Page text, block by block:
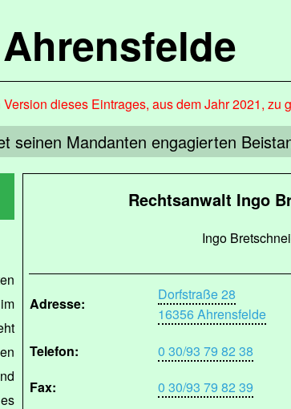
dieses Eintrages, aus dem Jahr 2021, zu
seinen Mandanten engagierten
Rechtsanwalt Ingo
Ingo
Adresse:
Dorfstraße 28
16356 Ahrensfelde
Telefon:
0 30/93 79 82 38
Fax:
0 30/93 79 82 39